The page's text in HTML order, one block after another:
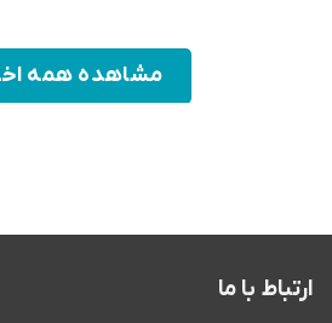
مشاهده همه اخبار
با ما